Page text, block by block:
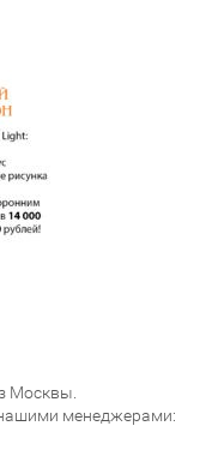
Москвы.
менеджерами: